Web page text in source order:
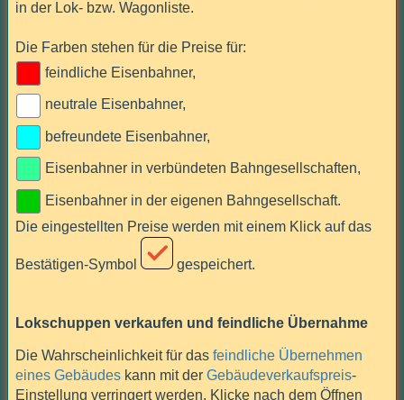
in der Lok- bzw. Wagonliste.
Die Farben stehen für die Preise für:
feindliche Eisenbahner,
neutrale Eisenbahner,
befreundete Eisenbahner,
Eisenbahner in verbündeten Bahngesellschaften,
Eisenbahner in der eigenen Bahngesellschaft.
Die eingestellten Preise werden mit einem Klick auf das
Bestätigen-Symbol gespeichert.
Lokschuppen verkaufen und feindliche Übernahme
Die Wahrscheinlichkeit für das feindliche Übernehmen
eines Gebäudes kann mit der Gebäudeverkaufspreis-
Einstellung verringert werden. Klicke nach dem Öffnen